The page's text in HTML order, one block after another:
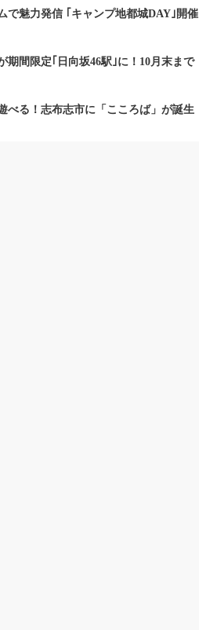
で魅力発信 ｢キャンプ地都城DAY｣開催
期間限定｢日向坂46駅｣に！10月末まで
べる！志布志市に「こころば」が誕生